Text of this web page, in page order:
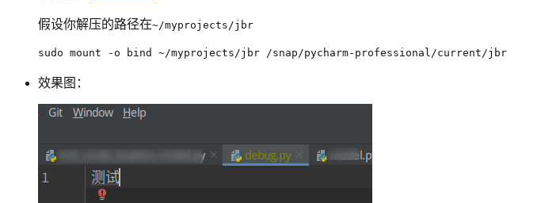
假设你解压的路径在~/myprojects/jbr
sudo mount -o bind ~/myprojects/jbr /snap/pycharm-professional/current/jbr
效果图：